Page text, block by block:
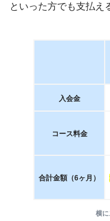
といった方でも支払え
入会金
コース料金
合計金額（6ヶ月）
横に